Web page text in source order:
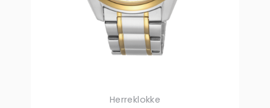
Herreklokke